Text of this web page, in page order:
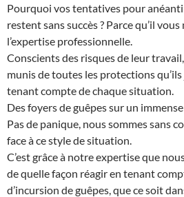
Pourquoi vos tentatives pour
restent sans succès ? Parce qu’il vous
l’expertise professionnelle.
Conscients des risques de leur
munis de toutes les protections
tenant compte de chaque situation.
Des foyers de guêpes sur un
Pas de panique, nous sommes sans
face à ce style de situation.
C’est grâce à notre expertise que
de quelle façon réagir en tenant
d’incursion de guêpes, que ce soit